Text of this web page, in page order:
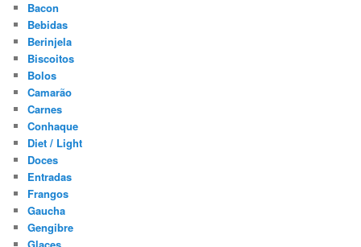
Bacon
Bebidas
Berinjela
Biscoitos
Bolos
Camarão
Carnes
Conhaque
Diet / Light
Doces
Entradas
Frangos
Gaucha
Gengibre